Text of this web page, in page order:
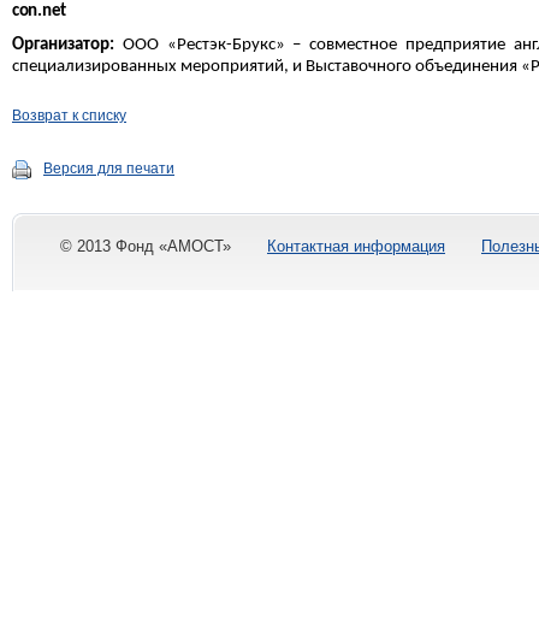
con.net
Организатор: ООО «Рестэк-Брукс» – совместное предприятие
специализированных мероприятий, и Выставочного объединения
Возврат к списку
Версия для печати
© 2013 Фонд «АМОСТ» Контактная информация